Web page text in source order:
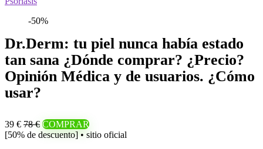
-50%
Dr.Derm: tu piel nunca había estado
tan sana ¿Dónde comprar? ¿Precio?
Opinión Médica y de usuarios. ¿Cómo
usar?
39 € 78 € COMPRAR
[50% de descuento] • sitio oficial